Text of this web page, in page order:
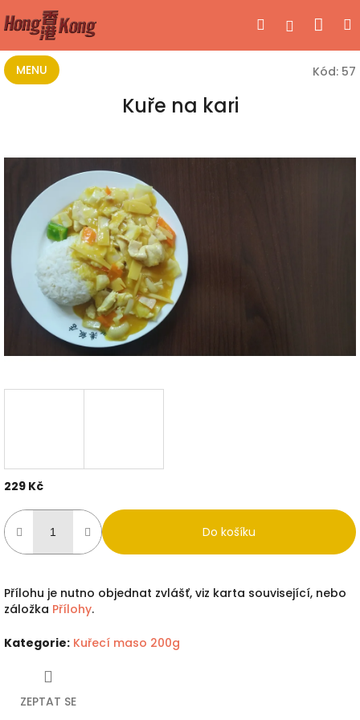
na
obsah
Hledat
MENU Kód: 57
Kuře na kari
229 Kč
cena:
Do košíku
Přílohu je nutno objednat zvlášť, viz karta související, nebo
záložka Přílohy.
Kategorie: Kuřecí maso 200g
ZEPTAT SE